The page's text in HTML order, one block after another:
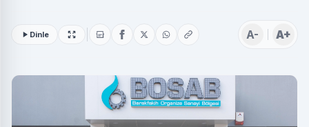
Dinle A- A+